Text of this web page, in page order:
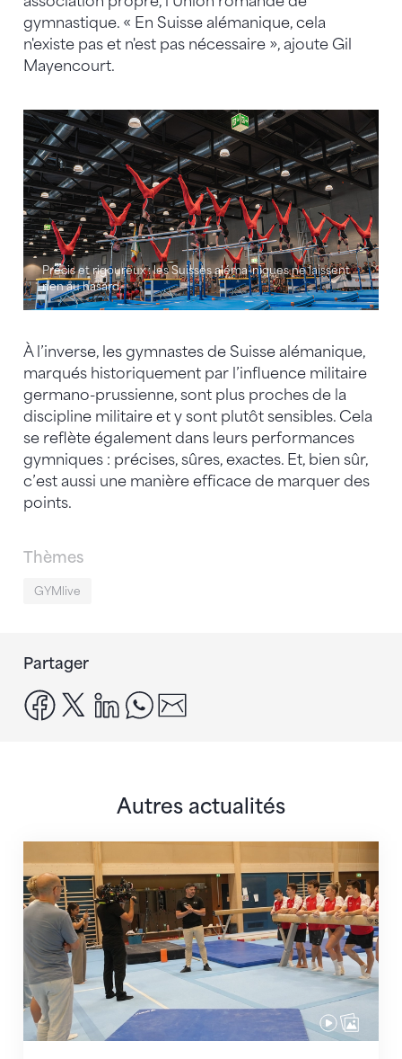
gymnastique. « En Suisse alémanique, cela
n'existe pas et n'est pas nécessaire », ajoute Gil
Mayencourt.
Précis et rigoureux : les Suisses aléma-niques ne laissent
rien au hasard.
À l’inverse, les gymnastes de Suisse alémanique,
marqués historiquement par l’influence militaire
germano-prussienne, sont plus proches de la
discipline militaire et y sont plutôt sensibles. Cela
se reflète également dans leurs performances
gymniques : précises, sûres, exactes. Et, bien sûr,
c’est aussi une manière efficace de marquer des
points.
Thèmes
GYMlive
Partager
facebook
x linkedinwhatsapp
Autres actualités
En route pour Zagreb avec des objectifs clairs